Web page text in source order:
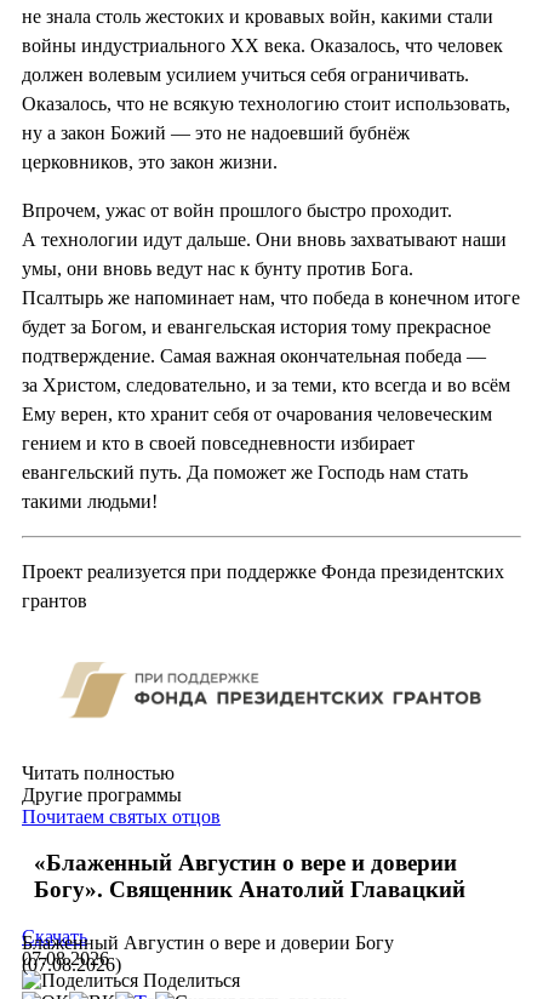
не знала столь жестоких и кровавых войн, какими стали
войны индустриального XX века. Оказалось, что человек
должен волевым усилием учиться себя ограничивать.
Оказалось, что не всякую технологию стоит использовать,
ну а закон Божий — это не надоевший бубнёж
церковников, это закон жизни.
Впрочем, ужас от войн прошлого быстро проходит.
А технологии идут дальше. Они вновь захватывают наши
умы, они вновь ведут нас к бунту против Бога.
Псалтырь же напоминает нам, что победа в конечном итоге
будет за Богом, и евангельская история тому прекрасное
подтверждение. Самая важная окончательная победа —
за Христом, следовательно, и за теми, кто всегда и во всём
Ему верен, кто хранит себя от очарования человеческим
гением и кто в своей повседневности избирает
евангельский путь. Да поможет же Господь нам стать
такими людьми!
Проект реализуется при поддержке Фонда президентских
грантов
Читать полностью
Другие программы
Почитаем святых отцов
«Блаженный Августин о вере и доверии
Богу». Священник Анатолий Главацкий
Блаженный Августин о вере и доверии Богу
(07.08.2026)
Скачать
07.08.2026
Поделиться